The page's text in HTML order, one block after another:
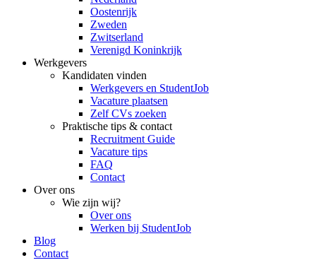
Oostenrijk
Zweden
Zwitserland
Verenigd Koninkrijk
Werkgevers
Kandidaten vinden
Werkgevers en StudentJob
Vacature plaatsen
Zelf CVs zoeken
Praktische tips & contact
Recruitment Guide
Vacature tips
FAQ
Contact
Over ons
Wie zijn wij?
Over ons
Werken bij StudentJob
Blog
Contact